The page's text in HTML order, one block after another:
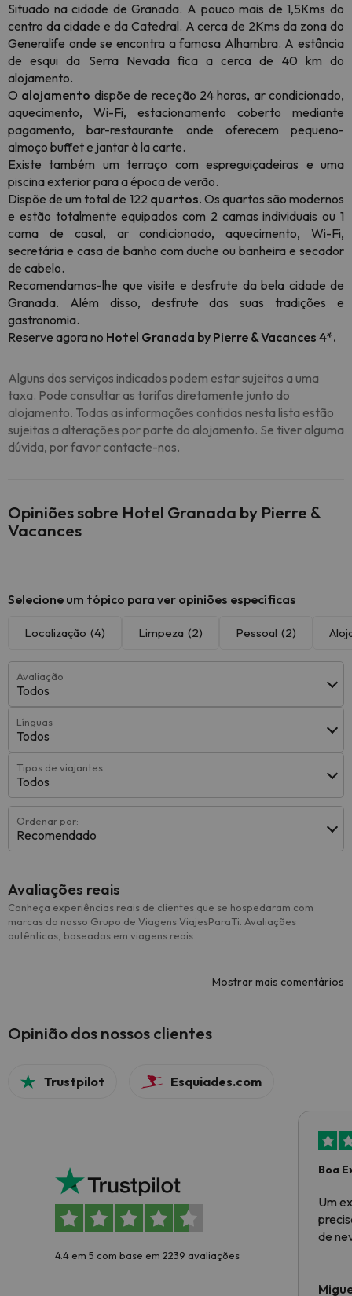
Situado na cidade de Granada. A pouco mais de 1,5Kms do
centro da cidade e da Catedral. A cerca de 2Kms da zona do
Generalife onde se encontra a famosa Alhambra. A estância
de esqui da Serra Nevada fica a cerca de 40 km do
alojamento.
O alojamento dispõe de receção 24 horas, ar condicionado,
aquecimento, Wi-Fi, estacionamento coberto mediante
pagamento, bar-restaurante onde oferecem pequeno-
almoço buffet e jantar à la carte.
Existe também um terraço com espreguiçadeiras e uma
piscina exterior para a época de verão.
Dispõe de um total de 122 quartos. Os quartos são modernos
e estão totalmente equipados com 2 camas individuais ou 1
cama de casal, ar condicionado, aquecimento, Wi-Fi,
secretária e casa de banho com duche ou banheira e secador
de cabelo.
Recomendamos-lhe que visite e desfrute da bela cidade de
Granada. Além disso, desfrute das suas tradições e
gastronomia.
Reserve agora no Hotel Granada by Pierre & Vacances 4*.
Alguns dos serviços indicados podem estar sujeitos a uma
taxa. Pode consultar as tarifas diretamente junto do
alojamento. Todas as informações contidas nesta lista estão
sujeitas a alterações por parte do alojamento. Se tiver alguma
dúvida, por favor contacte-nos.
Opiniões sobre Hotel Granada by Pierre &
Vacances
Selecione um tópico para ver opiniões específicas
Localização (4) Limpeza (2) Pessoal (2)
Avaliação
Todos
Línguas
Todos
Tipos de viajantes
Todos
Ordenar por:
Recomendado
Avaliações reais
Conheça experiências reais de clientes que se hospedaram com
marcas do nosso Grupo de Viagens ViajesParaTi. Avaliações
autênticas, baseadas em viagens reais.
Mostrar mais comentários
Opinião dos nossos clientes
Trustpilot Esquiades.com
4.4 em 5 com base em 2239 avaliações
Boa
Um
de